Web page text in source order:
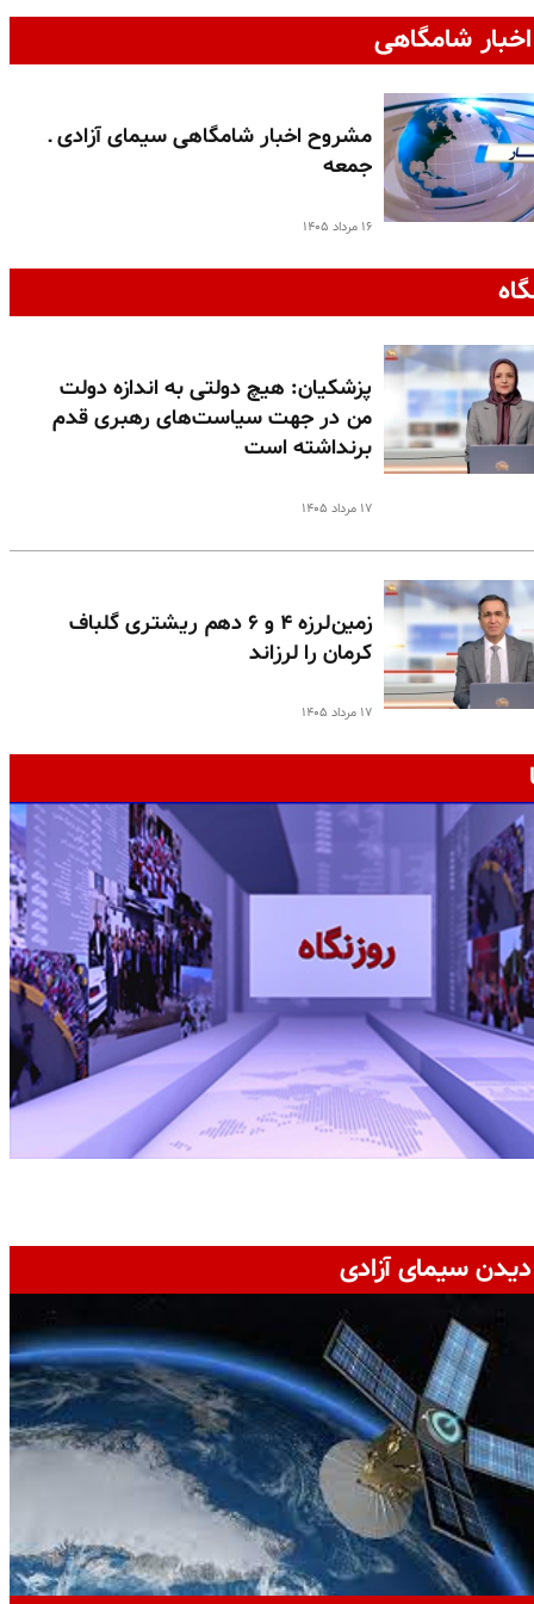
شامگاهی
مشروح اخبار شامگاهی سیمای آزادی ـ
جمعه
۱۶ مرداد ۱۴۰۵
پزشکیان: هیچ دولتی به اندازه دولت
من در جهت سیاست‌های رهبری قدم
برنداشته است
۱۷ مرداد ۱۴۰۵
زمین‌لرزه ۴ و ۶ دهم ریشتری گلباف
کرمان را لرزاند
۱۷ مرداد ۱۴۰۵
سیمای آزادی